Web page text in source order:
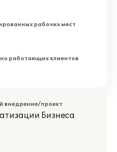
рабочих мест
работающих клиентов
внедрение/проект
Бизнеса